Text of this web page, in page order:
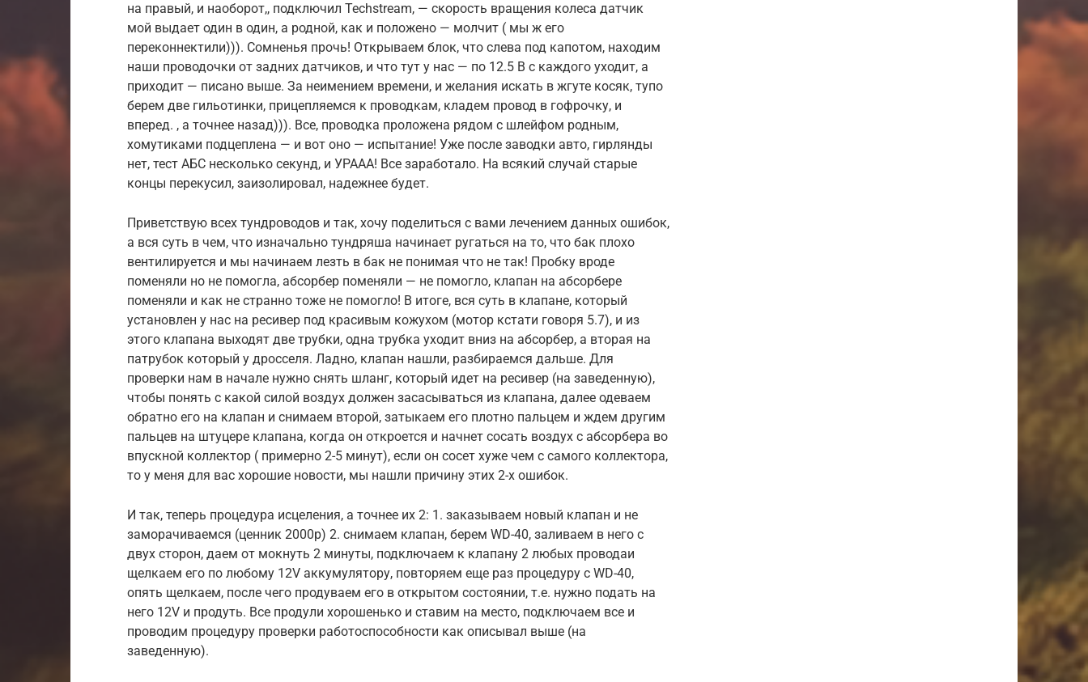
на правый, и наоборот,, подключил Techstream, — скорость вращения колеса датчик
мой выдает один в один, а родной, как и положено — молчит ( мы ж его
переконнектили))). Сомненья прочь! Открываем блок, что слева под капотом, находим
наши проводочки от задних датчиков, и что тут у нас — по 12.5 В с каждого уходит, а
приходит — писано выше. За неимением времени, и желания искать в жгуте косяк, тупо
берем две гильотинки, прицепляемся к проводкам, кладем провод в гофрочку, и
вперед. , а точнее назад))). Все, проводка проложена рядом с шлейфом родным,
хомутиками подцеплена — и вот оно — испытание! Уже после заводки авто, гирлянды
нет, тест АБС несколько секунд, и УРААА! Все заработало. На всякий случай старые
концы перекусил, заизолировал, надежнее будет.
Приветствую всех тундроводов и так, хочу поделиться с вами лечением данных ошибок,
а вся суть в чем, что изначально тундряша начинает ругаться на то, что бак плохо
вентилируется и мы начинаем лезть в бак не понимая что не так! Пробку вроде
поменяли но не помогла, абсорбер поменяли — не помогло, клапан на абсорбере
поменяли и как не странно тоже не помогло! В итоге, вся суть в клапане, который
установлен у нас на ресивер под красивым кожухом (мотор кстати говоря 5.7), и из
этого клапана выходят две трубки, одна трубка уходит вниз на абсорбер, а вторая на
патрубок который у дросселя. Ладно, клапан нашли, разбираемся дальше. Для
проверки нам в начале нужно снять шланг, который идет на ресивер (на заведенную),
чтобы понять с какой силой воздух должен засасываться из клапана, далее одеваем
обратно его на клапан и снимаем второй, затыкаем его плотно пальцем и ждем другим
пальцев на штуцере клапана, когда он откроется и начнет сосать воздух с абсорбера во
впускной коллектор ( примерно 2-5 минут), если он сосет хуже чем с самого коллектора,
то у меня для вас хорошие новости, мы нашли причину этих 2-х ошибок.
И так, теперь процедура исцеления, а точнее их 2: 1. заказываем новый клапан и не
заморачиваемся (ценник 2000р) 2. снимаем клапан, берем WD-40, заливаем в него с
двух сторон, даем от мокнуть 2 минуты, подключаем к клапану 2 любых проводаи
щелкаем его по любому 12V аккумулятору, повторяем еще раз процедуру с WD-40,
опять щелкаем, после чего продуваем его в открытом состоянии, т.е. нужно подать на
него 12V и продуть. Все продули хорошенько и ставим на место, подключаем все и
проводим процедуру проверки работоспособности как описывал выше (на
заведенную).